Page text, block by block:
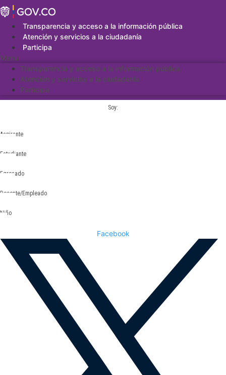
Saltar
al
contenidoTransparencia y acceso a la información pública
Atención y servicios a la ciudadanía
Participa
Menu
Transparencia y acceso a la información pública
Atención y servicios a la ciudadanía
Participa
Soy:
Aspirante
Estudiante
Egresado
Docente/Empleado
Niño
Facebook